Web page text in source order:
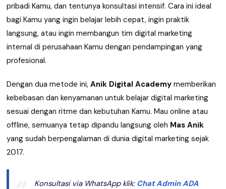
pribadi Kamu, dan tentunya konsultasi intensif. Cara ini ideal
bagi Kamu yang ingin belajar lebih cepat, ingin praktik
langsung, atau ingin membangun tim digital marketing
internal di perusahaan Kamu dengan pendampingan yang
profesional.
Dengan dua metode ini,Anik Digital Academy memberikan
kebebasan dan kenyamanan untuk belajar digital marketing
sesuai dengan ritme dan kebutuhan Kamu. Mau online atau
offline, semuanya tetap dipandu langsung oleh Mas Anik
yang sudah berpengalaman di dunia digital marketing sejak
2017.
Konsultasi via WhatsApp klik: Chat Admin ADA